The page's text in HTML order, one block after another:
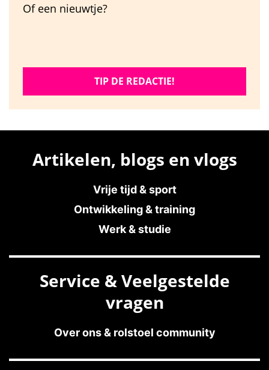
Of een nieuwtje?
TIP DE REDACTIE!
Artikelen, blogs en vlogs
Vrije tijd & sport
Ontwikkeling & training
Werk & studie
Service & Veelgestelde
vragen
Over ons & rolstoel community